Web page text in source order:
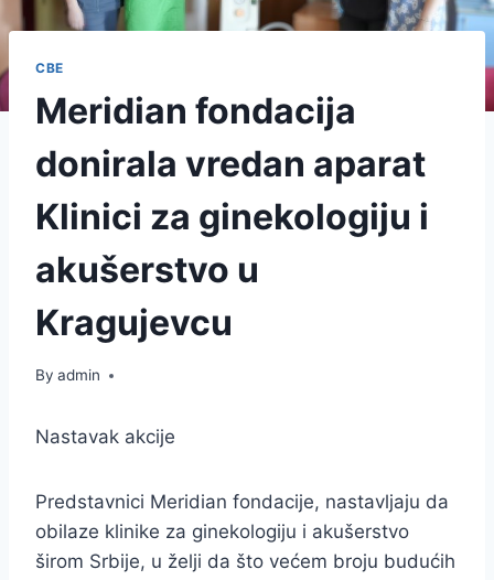
СВЕ
Meridian fondacija
donirala vredan aparat
Klinici za ginekologiju i
akušerstvo u
Kragujevcu
By admin
Nastavak akcije
Predstavnici Meridian fondacije, nastavljaju da
obilaze klinike za ginekologiju i akušerstvo
širom Srbije, u želji da što većem broju budućih